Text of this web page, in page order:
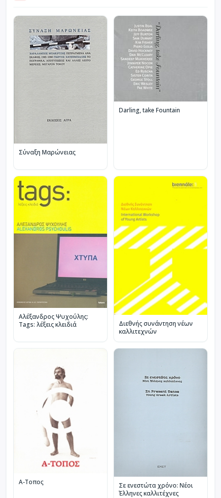
Σύναξη Μαρώνειας
Darling, take Fountain
Αλέξανδρος Ψυχούλης:
Tags: λέξεις κλειδιά
Διεθνής συνάντηση νέων
καλλιτεχνών
Α-Τοπος
Σε ενεστώτα χρόνο: Νέοι
Έλληνες καλλιτέχνες